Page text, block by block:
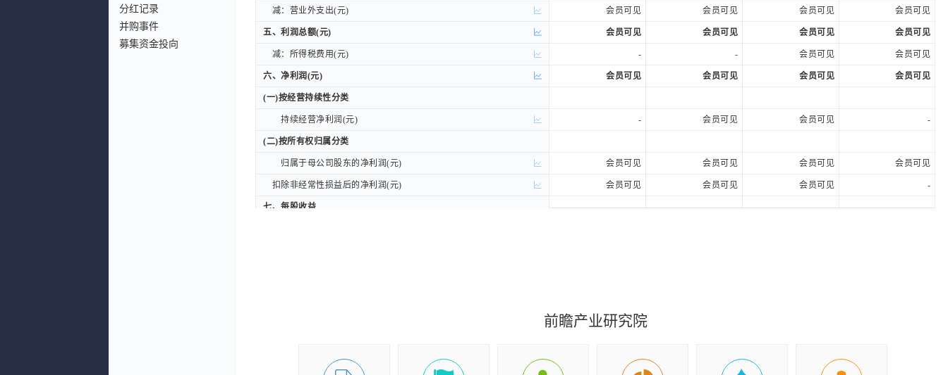
分红记录
并购事件
募集资金投向
减：营业外支出(元) 会员可见 会员可见 会员可见 会员可见
五、利润总额(元) 会员可见 会员可见 会员可见 会员可见
减：所得税费用(元) - - 会员可见 会员可见
六、净利润(元) 会员可见 会员可见 会员可见 会员可见
(一)按经营持续性分类
持续经营净利润(元) - 会员可见 会员可见 -
(二)按所有权归属分类
归属于母公司股东的净利润(元) 会员可见 会员可见 会员可见 会员可见
扣除非经常性损益后的净利润(元) 会员可见 会员可见 会员可见 -
七、每股收益
2026-04-20
原始财报文件下载 下载财报(PDF) 下载财报(PDF) 下载财报(PDF)
减：营业外支出(元)
五、利润总额(元)
减：所得税费用(元)
六、净利润(元)
(一)按经营持续性分类
持续经营净利润(元)
(二)按所有权归属分类
归属于母公司股东的净利润(元)
扣除非经常性损益后的净利润(元)
七、每股收益
原始财报文件下载
前瞻产业研究院